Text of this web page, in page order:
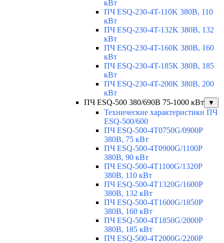
кВт
ПЧ ESQ-230-4T-110K 380В, 110
кВт
ПЧ ESQ-230-4T-132K 380В, 132
кВт
ПЧ ESQ-230-4T-160K 380В, 160
кВт
ПЧ ESQ-230-4T-185K 380В, 185
кВт
ПЧ ESQ-230-4T-200K 380В, 200
кВт
ПЧ ESQ-500 380/690В 75-1000 кВт
▼
Технические характеристики ПЧ
ESQ-500/600
ПЧ ESQ-500-4T0750G/0900P
380В, 75 кВт
ПЧ ESQ-500-4T0900G/1100P
380В, 90 кВт
ПЧ ESQ-500-4T1100G/1320P
380В, 110 кВт
ПЧ ESQ-500-4T1320G/1600P
380В, 132 кВт
ПЧ ESQ-500-4T1600G/1850P
380В, 160 кВт
ПЧ ESQ-500-4T1850G/2000P
380В, 185 кВт
ПЧ ESQ-500-4T2000G/2200P